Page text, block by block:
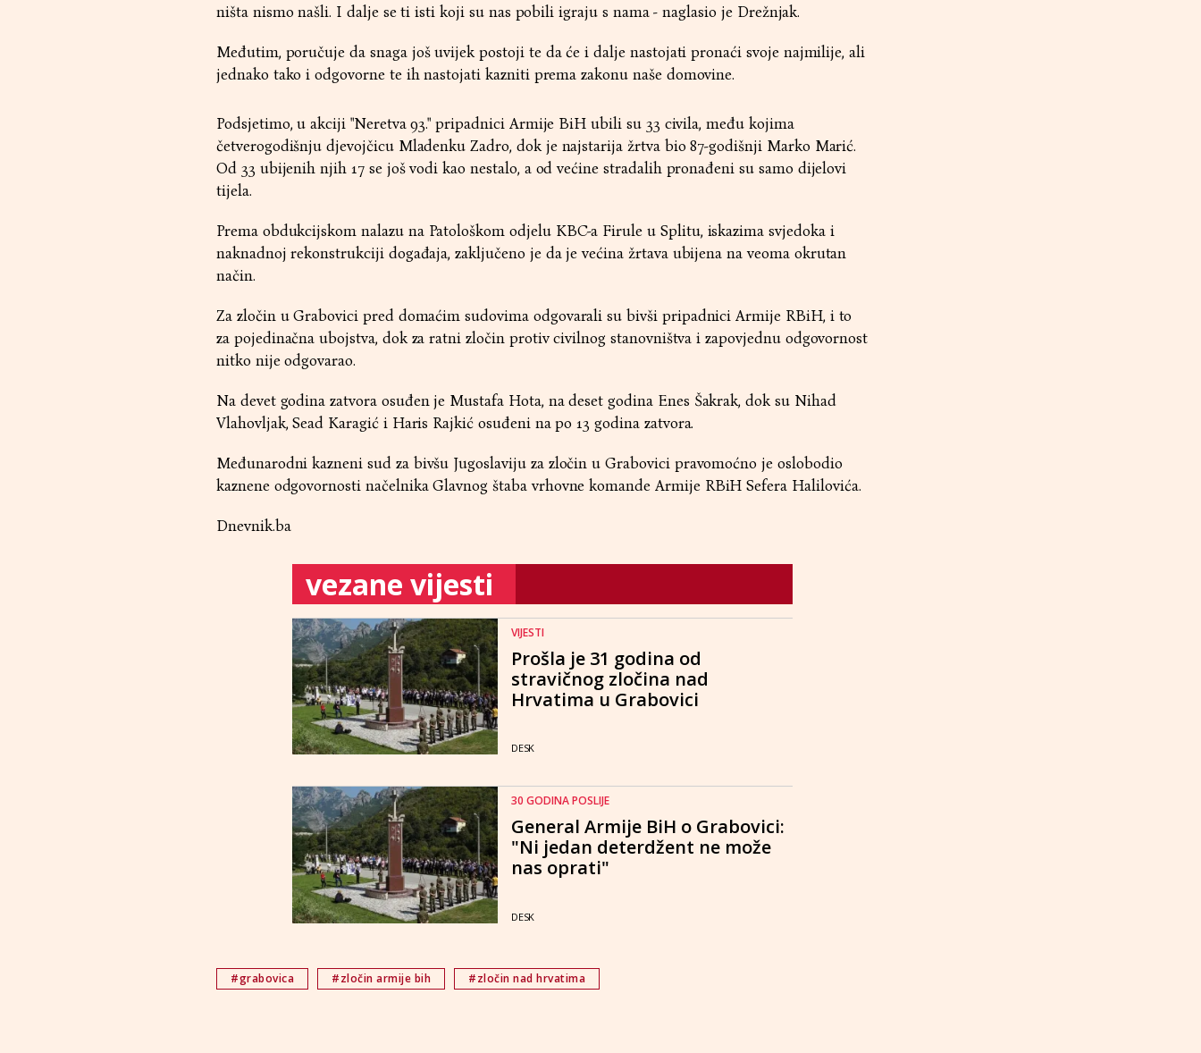
ništa nismo našli. I dalje se ti isti koji su nas pobili igraju s nama - naglasio je Drežnjak.
Međutim, poručuje da snaga još uvijek postoji te da će i dalje nastojati pronaći svoje najmilije, ali
jednako tako i odgovorne te ih nastojati kazniti prema zakonu naše domovine.
Podsjetimo, u akciji "Neretva 93." pripadnici Armije BiH ubili su 33 civila, među kojima
četverogodišnju djevojčicu Mladenku Zadro, dok je najstarija žrtva bio 87-godišnji Marko Marić.
Od 33 ubijenih njih 17 se još vodi kao nestalo, a od većine stradalih pronađeni su samo dijelovi
tijela.
Prema obdukcijskom nalazu na Patološkom odjelu KBC-a Firule u Splitu, iskazima svjedoka i
naknadnoj rekonstrukciji događaja, zaključeno je da je većina žrtava ubijena na veoma okrutan
način.
Za zločin u Grabovici pred domaćim sudovima odgovarali su bivši pripadnici Armije RBiH, i to
za pojedinačna ubojstva, dok za ratni zločin protiv civilnog stanovništva i zapovjednu odgovornost
nitko nije odgovarao.
Na devet godina zatvora osuđen je Mustafa Hota, na deset godina Enes Šakrak, dok su Nihad
Vlahovljak, Sead Karagić i Haris Rajkić osuđeni na po 13 godina zatvora.
Međunarodni kazneni sud za bivšu Jugoslaviju za zločin u Grabovici pravomoćno je oslobodio
kaznene odgovornosti načelnika Glavnog štaba vrhovne komande Armije RBiH Sefera Halilovića.
Dnevnik.ba
vezane vijesti
VIJESTI
Prošla je 31 godina od
stravičnog zločina nad
Hrvatima u Grabovici
DESK
30 GODINA POSLIJE
General Armije BiH o Grabovici:
"Ni jedan deterdžent ne može
nas oprati"
DESK
#grabovica #zločin armije bih #zločin nad hrvatima